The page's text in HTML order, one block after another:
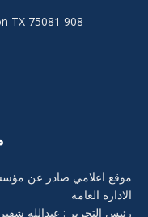
908 Audelia Rd Ste 200 Box 200 Richardson TX 75081
موقع اعلامي صادر عن
الادارة العامة
رئيس التحرير : عبدالله شقير